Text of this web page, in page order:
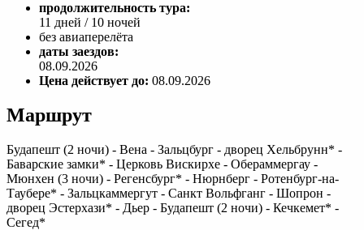
продолжительность тура:
11 дней / 10 ночей
без авиаперелёта
даты заездов:
08.09.2026
Цена действует до: 08.09.2026
Маршрут
Будапешт (2 ночи) - Вена - Зальцбург - дворец Хельбрунн* -
Баварские замки* - Церковь Вискирхе - Обераммергау -
Мюнхен (3 ночи) - Регенсбург* - Нюрнберг - Ротенбург-на-
Таубере* - Зальцкаммергут - Санкт Вольфганг - Шопрон -
дворец Эстерхази* - Дьер - Будапешт (2 ночи) - Кечкемет* -
Сегед*